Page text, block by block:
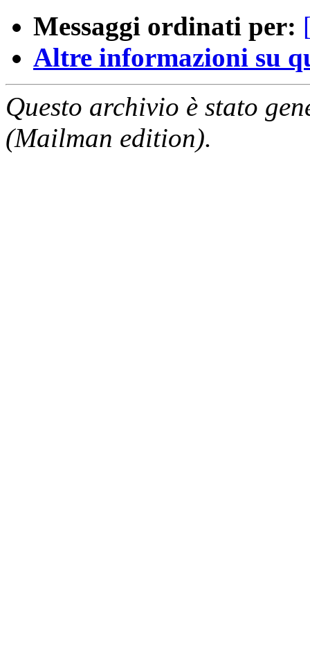
Messaggi ordinati per:
Altre informazioni su
Questo archivio è stato
(Mailman edition).